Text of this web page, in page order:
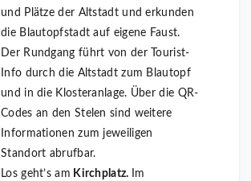
und Plätze der Altstadt und erkunden
die Blautopfstadt auf eigene Faust.
Der Rundgang führt von der Tourist-
Info durch die Altstadt zum Blautopf
und in die Klosteranlage. Über die QR-
Codes an den Stelen sind weitere
Informationen zum jeweiligen
Standort abrufbar.
Los geht’s am Kirchplatz.
Im